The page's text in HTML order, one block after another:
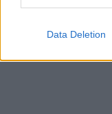
related to
functionality
Data Deletion